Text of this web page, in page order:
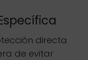
directa
de evitar